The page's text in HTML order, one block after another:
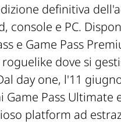
definitiva
console e PC.
e Game Pass
dove si
day one, l'11
Pass Ultimate
platform ad